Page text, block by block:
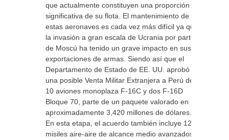
que actualmente constituyen una proporción
significativa de su flota. El mantenimiento de
estas aeronaves es cada vez más difícil ya que
la invasión a gran escala de Ucrania por parte
de Moscú ha tenido un grave impacto en sus
exportaciones de armas. Siendo así que el
Departamento de Estado de EE. UU. aprobó
una posible Venta Militar Extranjera a Perú de
10 aviones monoplaza F-16C y dos F-16D
Bloque 70, parte de un paquete valorado en
aproximadamente 3,420 millones de dólares.
En esta etapa, el acuerdo también incluye 12
misiles aire-aire de alcance medio avanzados